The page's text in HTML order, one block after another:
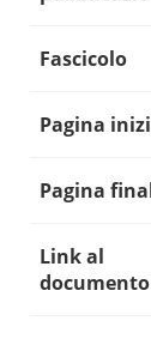
Fascicolo
Pagina
Pagina
Link al
documento